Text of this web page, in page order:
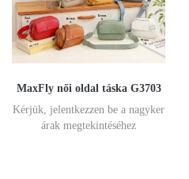
MaxFly női oldal táska G3703
Kérjük, jelentkezzen be a nagyker
árak megtekintéséhez